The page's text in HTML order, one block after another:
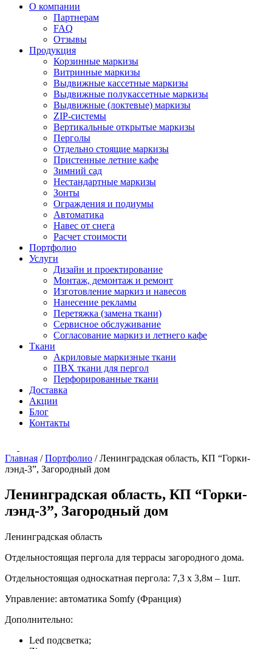
О компании
Партнерам
FAQ
Отзывы
Продукция
Корзинные маркизы
Витринные маркизы
Выдвижные кассетные маркизы
Выдвижные полукассетные маркизы
Выдвижные (локтевые) маркизы
ZIP-системы
Вертикальные открытые маркизы
Перголы
Отдельно стоящие маркизы
Пристенные летние кафе
Зимний сад
Нестандартные маркизы
Зонты
Ограждения и подиумы
Автоматика
Навес от снега
Расчет стоимости
Портфолио
Услуги
Дизайн и проектирование
Монтаж, демонтаж и ремонт
Изготовление маркиз и навесов
Нанесение рекламы
Перетяжка (замена ткани)
Сервисное обслуживание
Согласование маркиз и летнего кафе
Ткани
Акриловые маркизные ткани
ПВХ ткани для пергол
Перфорированные ткани
Доставка
Акции
Блог
Контакты
Главная /Портфолио /Ленинградская область, КП “Горки-
лэнд-3”, Загородный дом
Ленинградская область, КП “Горки-
лэнд-3”, Загородный дом
Ленинградская область
Отдельностоящая пергола для террасы загородного дома.
Отдельностоящая односкатная пергола: 7,3 х 3,8м – 1шт.
Управление: автоматика Somfy (Франция)
Дополнительно:
Led подсветка;